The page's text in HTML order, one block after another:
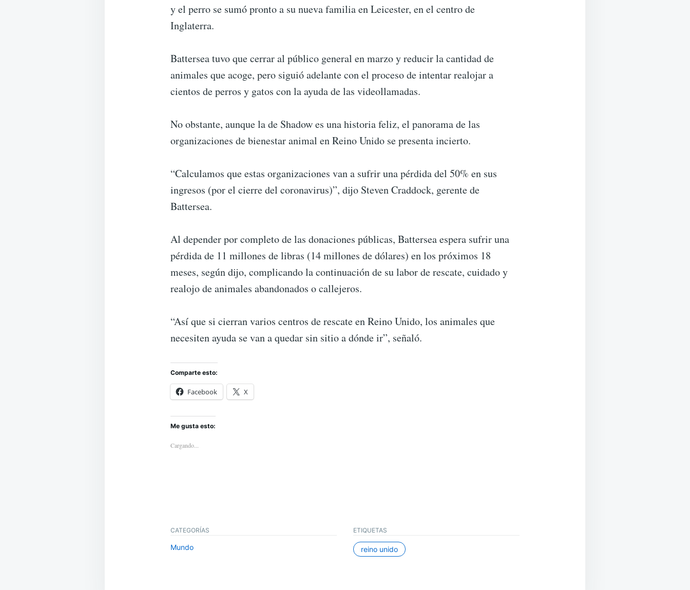
y el perro se sumó pronto a su nueva familia en Leicester, en el centro de
Inglaterra.
Battersea tuvo que cerrar al público general en marzo y reducir la cantidad de
animales que acoge, pero siguió adelante con el proceso de intentar realojar a
cientos de perros y gatos con la ayuda de las videollamadas.
No obstante, aunque la de Shadow es una historia feliz, el panorama de las
organizaciones de bienestar animal en Reino Unido se presenta incierto.
“Calculamos que estas organizaciones van a sufrir una pérdida del 50% en sus
ingresos (por el cierre del coronavirus)”, dijo Steven Craddock, gerente de
Battersea.
Al depender por completo de las donaciones públicas, Battersea espera sufrir una
pérdida de 11 millones de libras (14 millones de dólares) en los próximos 18
meses, según dijo, complicando la continuación de su labor de rescate, cuidado y
realojo de animales abandonados o callejeros.
“Así que si cierran varios centros de rescate en Reino Unido, los animales que
necesiten ayuda se van a quedar sin sitio a dónde ir”, señaló.
Comparte esto:
Facebook X
Me gusta esto:
Cargando...
CATEGORÍAS
Mundo
ETIQUETAS
reino unido